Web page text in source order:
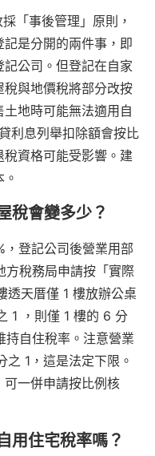
「事後管理」原則，
是分開的兩件事，即
公司。但登記在自家
與地價稅將部分改按
地時可能無法適用自
利息列舉扣除額會按比
資格可能受影響。建
稅會變多少？
，登記公司後營業用部
方稅務局申請按「實際
透天厝僅 1 樓放辦公桌
1 ，則僅 1 樓的 6 分
持自住稅率。注意營業
1，這是法定下限。
一併申請按比例核
用住宅稅率嗎？